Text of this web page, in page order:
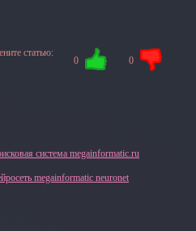
статью:
0 0
система megainformatic.ru
megainformatic neuronet